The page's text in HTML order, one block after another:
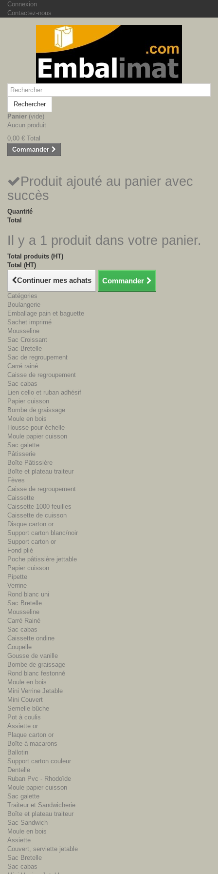
Connexion
Contactez-nous
Rechercher
Panier (vide)
Aucun produit
0,00 € Total
Commander
Produit ajouté au panier avec
succès
Quantité
Total
Il y a 1 produit dans votre panier.
Total produits (HT)
Total (HT)
Continuer mes achats Commander
Catégories
Boulangerie
Emballage pain et baguette
Sachet imprimé
Mousseline
Sac Croissant
Sac Bretelle
Sac de regroupement
Carré rainé
Caisse de regroupement
Sac cabas
Lien cello et ruban adhésif
Papier cuisson
Bombe de graissage
Moule en bois
Housse pour échelle
Moule papier cuisson
Sac galette
Pâtisserie
Boîte Pâtissière
Boîte et plateau traiteur
Fèves
Caisse de regroupement
Caissette
Caissette 1000 feuilles
Caissette de cuisson
Disque carton or
Support carton blanc/noir
Support carton or
Fond plié
Poche pâtissière jettable
Papier cuisson
Pipette
Verrine
Rond blanc uni
Sac Bretelle
Mousseline
Carré Rainé
Sac cabas
Caissette ondine
Coupelle
Gousse de vanille
Bombe de graissage
Rond blanc festonné
Moule en bois
Mini Verrine Jetable
Mini Couvert
Semelle bûche
Pot à coulis
Assiette or
Plaque carton or
Boîte à macarons
Ballotin
Support carton couleur
Dentelle
Ruban Pvc - Rhodoïde
Moule papier cuisson
Sac galette
Traiteur et Sandwicherie
Boîte et plateau traiteur
Sac Sandwich
Moule en bois
Assiette
Couvert, serviette jetable
Sac Bretelle
Sac cabas